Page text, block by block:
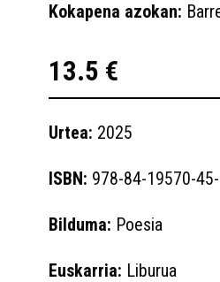
Kokapena azokan:
13.5 €
Urtea: 2025
ISBN: 978-84-19570-
Bilduma: Poesia
Euskarria: Liburua